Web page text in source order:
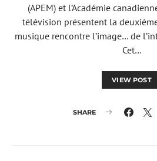
(APEM) et l’Académie
télévision présentent la
musique rencontre l’image… de
Cet…
VIEW POST
SHARE